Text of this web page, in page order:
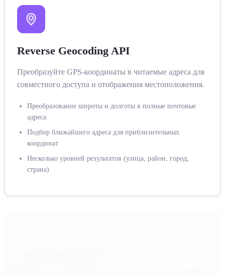
Reverse Geocoding API
Преобразуйте GPS-координаты в читаемые адреса для
совместного доступа и отображения местоположения.
Преобразование широты и долготы в полные почтовые
адреса
Подбор ближайшего адреса для приблизительных
координат
Несколько уровней результатов (улица, район, город,
страна)